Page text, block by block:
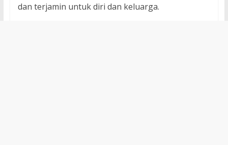
dan terjamin untuk diri dan keluarga.